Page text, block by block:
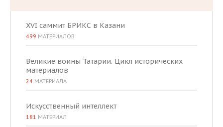
XVI саммит БРИКС в Казани
499 МАТЕРИАЛОВ
Великие воины Татарии. Цикл исторических
материалов
24 МАТЕРИАЛА
Искусственный интеллект
181 МАТЕРИАЛ